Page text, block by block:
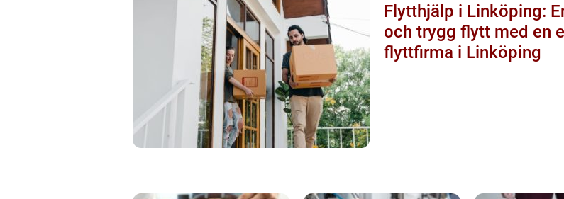
Flytthjälp i Linköping:
och trygg flytt med en
flyttfirma i Linköping